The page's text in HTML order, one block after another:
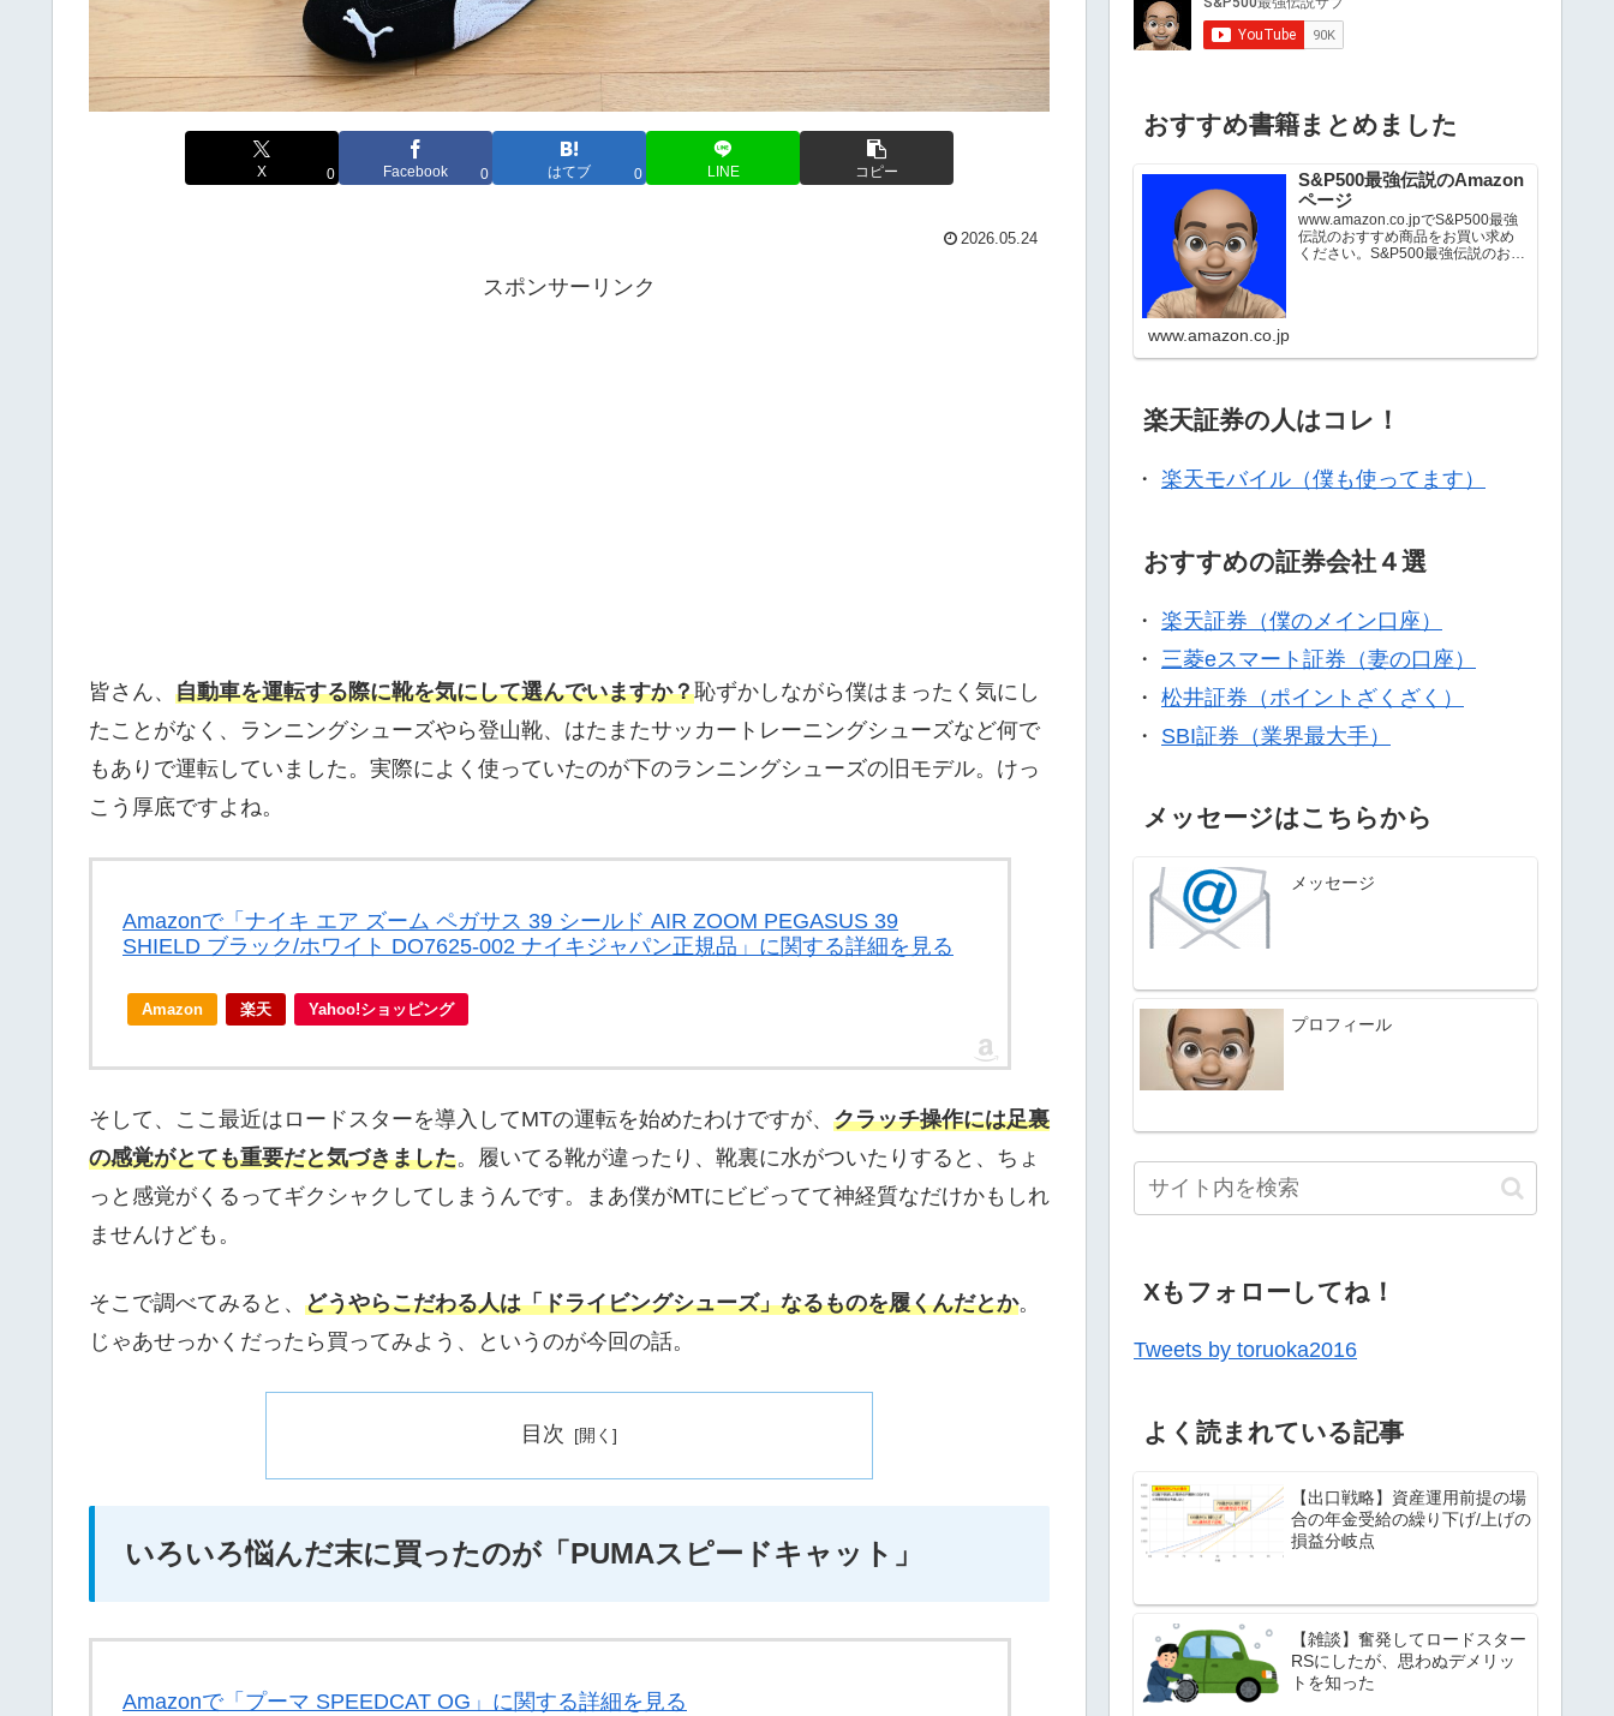
X 0 Facebook 0 はてブ 0 LINE コピー
2026.05.24
スポンサーリンク
皆さん、 自動車を運転する際に靴を気にして選んでいますか？恥ずかしながら僕はまったく気にし
たことがなく、ランニングシューズやら登山靴、はたまたサッカートレーニングシューズなど何で
もありで運転していました。実際によく使っていたのが下のランニングシューズの旧モデル。けっ
こう厚底ですよね。
Amazonで「ナイキ エア ズーム ペガサス 39 シールド AIR ZOOM PEGASUS 39
SHIELD ブラック/ホワイト DO7625-002 ナイキジャパン正規品」に関する詳細を見る
Amazon 楽天 Yahoo!ショッピング
そして、ここ最近はロードスターを導入してMTの運転を始めたわけですが、 クラッチ操作には足裏
の感覚がとても重要だと気づきました。履いてる靴が違ったり、靴裏に水がついたりすると、ちょ
っと感覚がくるってギクシャクしてしまうんです。まあ僕がMTにビビってて神経質なだけかもしれ
ませんけども。
そこで調べてみると、 どうやらこだわる人は「ドライビングシューズ」なるものを履くんだとか。
じゃあせっかくだったら買ってみよう、というのが今回の話。
目次
いろいろ悩んだ末に買ったのが「PUMAスピードキャット」
Amazonで「プーマ SPEEDCAT OG」に関する詳細を見る
おすすめ書籍まとめました
S&P500最強伝説のAmazon
ページ
www.amazon.co.jpでS&P500最強
伝説のおすすめ商品をお買い求め
ください。S&P500最強伝説のお気
www.amazon.co.jp
楽天証券の人はコレ！
・ 楽天モバイル（僕も使ってます）
おすすめの証券会社４選
・ 楽天証券（僕のメイン口座）
・ 三菱eスマート証券（妻の口座）
・ 松井証券（ポイントざくざく）
・ SBI証券（業界最大手）
メッセージはこちらから
メッセージ
プロフィール
Xもフォローしてね！
Tweets by toruoka2016
よく読まれている記事
【出口戦略】資産運用前提の場
合の年金受給の繰り下げ/上げの
損益分岐点
【雑談】奮発してロードスター
RSにしたが、思わぬデメリッ
トを知った